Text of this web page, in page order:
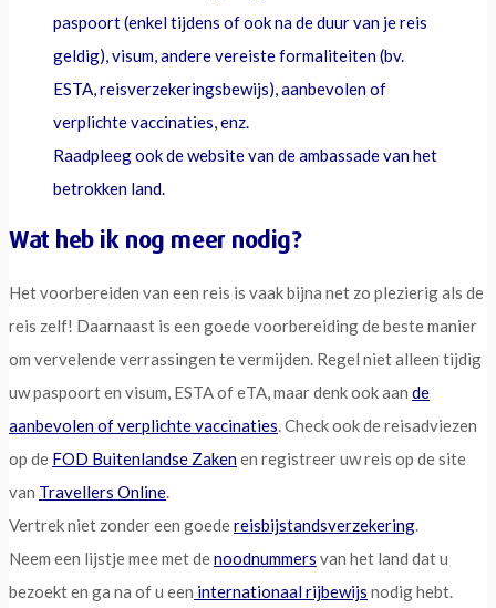
paspoort (enkel tijdens of ook na de duur van je reis
geldig), visum, andere vereiste formaliteiten (bv.
ESTA, reisverzekeringsbewijs), aanbevolen of
verplichte vaccinaties, enz.
Raadpleeg ook de website van de ambassade van het
betrokken land.
Wat heb ik nog meer nodig?
Het voorbereiden van een reis is vaak bijna net zo plezierig als de
reis zelf! Daarnaast is een goede voorbereiding de beste manier
om vervelende verrassingen te vermijden. Regel niet alleen tijdig
uw paspoort en visum, ESTA of eTA, maar denk ook aan de
aanbevolen of verplichte vaccinaties. Check ook de reisadviezen
op de FOD Buitenlandse Zakenen registreer uw reis op de site
van Travellers Online.
Vertrek niet zonder een goedereisbijstandsverzekering.
Neem een lijstje mee met denoodnummers van het land dat u
bezoekt en ga na of u een internationaal rijbewijs nodig hebt.